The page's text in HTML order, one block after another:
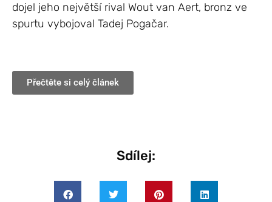
dojel jeho největší rival Wout van Aert, bronz ve
spurtu vybojoval Tadej Pogačar.
Přečtěte si celý článek
Sdílej: